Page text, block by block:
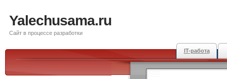
Yalechusama.ru
Сайт в процессе разработки
IT-работа